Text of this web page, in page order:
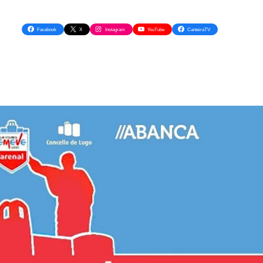
Facebook X Instagram YouTube CanteiraTV